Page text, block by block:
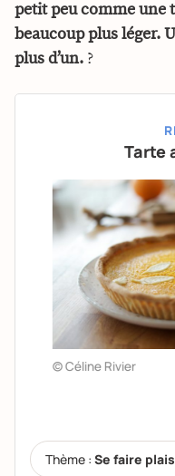
petit peu comme une
beaucoup plus léger.
plus d’un. ?
Tarte
© Céline Rivier
Thème : Se faire